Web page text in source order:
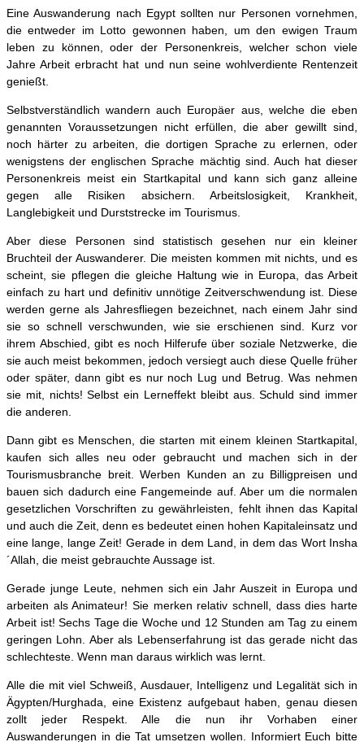
Eine Auswanderung nach Egypt sollten nur Personen vornehmen,
die entweder im Lotto gewonnen haben, um den ewigen Traum
leben zu können, oder der Personenkreis, welcher schon viele
Jahre Arbeit erbracht hat und nun seine wohlverdiente Rentenzeit
genießt.
Selbstverständlich wandern auch Europäer aus, welche die eben
genannten Voraussetzungen nicht erfüllen, die aber gewillt sind,
noch härter zu arbeiten, die dortigen Sprache zu erlernen, oder
wenigstens der englischen Sprache mächtig sind. Auch hat dieser
Personenkreis meist ein Startkapital und kann sich ganz alleine
gegen alle Risiken absichern. Arbeitslosigkeit, Krankheit,
Langlebigkeit und Durststrecke im Tourismus.
Aber diese Personen sind statistisch gesehen nur ein kleiner
Bruchteil der Auswanderer. Die meisten kommen mit nichts, und es
scheint, sie pflegen die gleiche Haltung wie in Europa, das Arbeit
einfach zu hart und definitiv unnötige Zeitverschwendung ist. Diese
werden gerne als Jahresfliegen bezeichnet, nach einem Jahr sind
sie so schnell verschwunden, wie sie erschienen sind. Kurz vor
ihrem Abschied, gibt es noch Hilferufe über soziale Netzwerke, die
sie auch meist bekommen, jedoch versiegt auch diese Quelle früher
oder später, dann gibt es nur noch Lug und Betrug. Was nehmen
sie mit, nichts! Selbst ein Lerneffekt bleibt aus. Schuld sind immer
die anderen.
Dann gibt es Menschen, die starten mit einem kleinen Startkapital,
kaufen sich alles neu oder gebraucht und machen sich in der
Tourismusbranche breit. Werben Kunden an zu Billigpreisen und
bauen sich dadurch eine Fangemeinde auf. Aber um die normalen
gesetzlichen Vorschriften zu gewährleisten, fehlt ihnen das Kapital
und auch die Zeit, denn es bedeutet einen hohen Kapitaleinsatz und
eine lange, lange Zeit! Gerade in dem Land, in dem das Wort Insha
´Allah, die meist gebrauchte Aussage ist.
Gerade junge Leute, nehmen sich ein Jahr Auszeit in Europa und
arbeiten als Animateur! Sie merken relativ schnell, dass dies harte
Arbeit ist! Sechs Tage die Woche und 12 Stunden am Tag zu einem
geringen Lohn. Aber als Lebenserfahrung ist das gerade nicht das
schlechteste. Wenn man daraus wirklich was lernt.
Alle die mit viel Schweiß, Ausdauer, Intelligenz und Legalität sich in
Ägypten/Hurghada, eine Existenz aufgebaut haben, genau diesen
zollt jeder Respekt. Alle die nun ihr Vorhaben einer
Auswanderungen in die Tat umsetzen wollen. Informiert Euch bitte